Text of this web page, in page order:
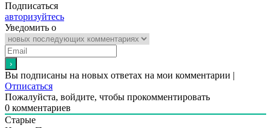
Подписаться
авторизуйтесь
Уведомить о
Вы подписаны на новых ответах на мои комментарии |
Отписаться
Пожалуйста, войдите, чтобы прокомментировать
0 комментариев
Старые